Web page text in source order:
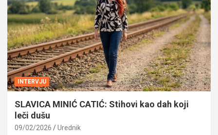
INTERVJU
SLAVICA MINIĆ CATIĆ: Stihovi kao dah koji
leči dušu
09/02/2026 Urednik